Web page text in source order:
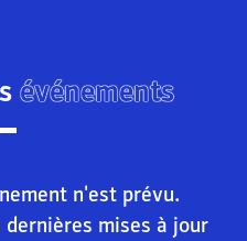
événements
n'est prévu.
mises à jour